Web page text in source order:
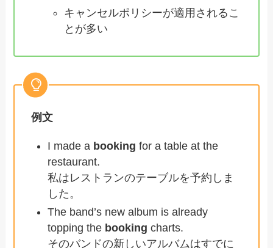
キャンセルポリシーが適用されるこ
とが多い
例文
I made a booking for a table at the
restaurant.
私はレストランのテーブルを予約しま
した。
The band’s new album is already
topping the booking charts.
そのバンドの新しいアルバムはすでに